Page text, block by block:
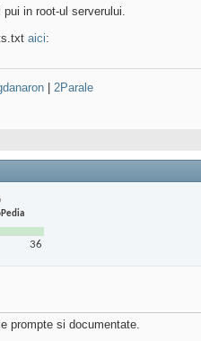
in root-ul serverului.
aici:
2Parale
36
prompte si documentate.